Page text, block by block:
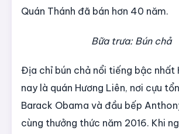
Quán Thánh đã bán hơn 40 năm.
Bữa trưa: Bún chả
Địa chỉ bún chả nổi tiếng bậc nhất
nay là quán Hương Liên, nơi cựu
Barack Obama và đầu bếp
cùng thưởng thức năm 2016. Khi